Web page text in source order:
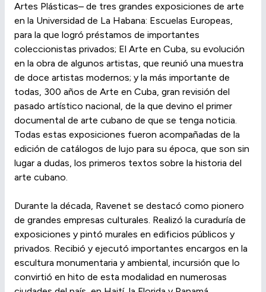
Artes Plásticas– de tres grandes exposiciones de arte
en la Universidad de La Habana: Escuelas Europeas,
para la que logró préstamos de importantes
coleccionistas privados; El Arte en Cuba, su evolución
en la obra de algunos artistas, que reunió una muestra
de doce artistas modernos; y la más importante de
todas, 300 años de Arte en Cuba, gran revisión del
pasado artístico nacional, de la que devino el primer
documental de arte cubano de que se tenga noticia.
Todas estas exposiciones fueron acompañadas de la
edición de catálogos de lujo para su época, que son sin
lugar a dudas, los primeros textos sobre la historia del
arte cubano.
Durante la década, Ravenet se destacó como pionero
de grandes empresas culturales. Realizó la curaduría de
exposiciones y pintó murales en edificios públicos y
privados. Recibió y ejecutó importantes encargos en la
escultura monumentaria y ambiental, incursión que lo
convirtió en hito de esta modalidad en numerosas